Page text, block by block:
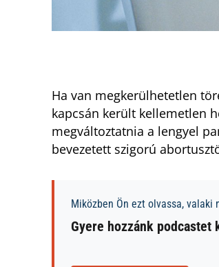
Ha van megkerülhetetlen
kapcsán került kellemetlen
megváltoztatnia a lengyel
bevezetett szigorú
Miközben Ön ezt olvassa,
Gyere hozzánk podcastet